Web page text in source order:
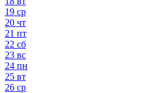
19 ср
20 чт
21 пт
22 сб
23 вс
24 пн
25 вт
26 ср